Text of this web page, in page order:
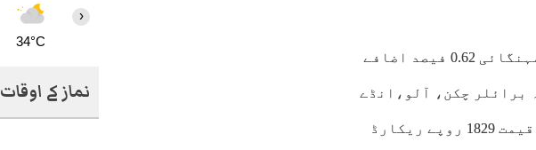
ادارہ شماریات کے اعداد وشمار کے مطابق ہفتہ وار مہنگائی 0.62 فیصد اضافے
برائلر چکن، آلو،انڈے
مہنگے ہوئے، کلو آٹے کا تھیلا 198 روپے مہنگا، اوسط قیمت 1829 روپے ریکارڈ
34°C
›
نماز کے اوقات